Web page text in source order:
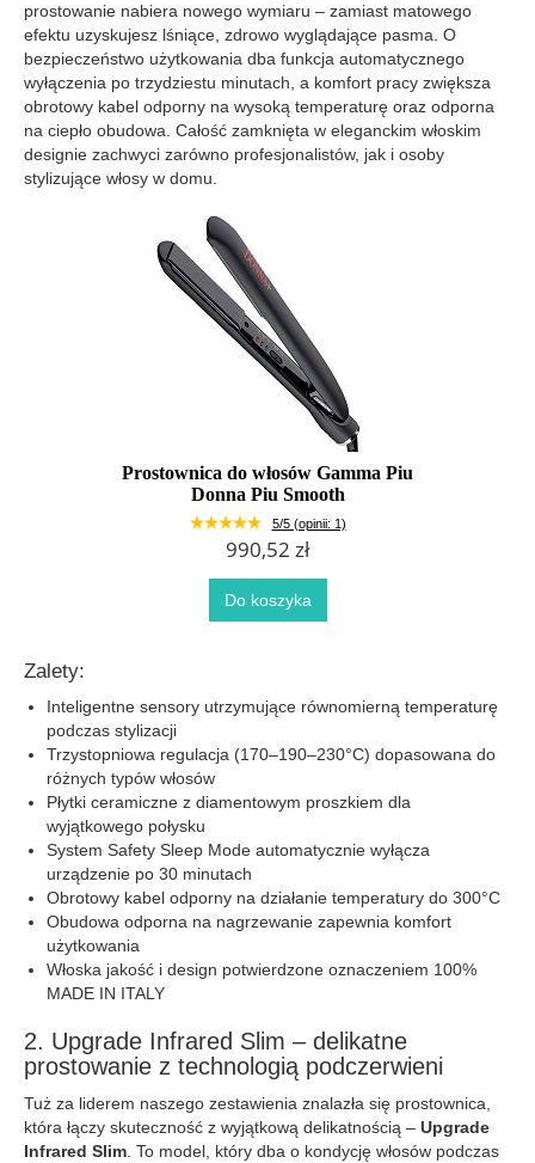
prostowanie nabiera nowego wymiaru – zamiast matowego
efektu uzyskujesz lśniące, zdrowo wyglądające pasma. O
bezpieczeństwo użytkowania dba funkcja automatycznego
wyłączenia po trzydziestu minutach, a komfort pracy zwiększa
obrotowy kabel odporny na wysoką temperaturę oraz odporna
na ciepło obudowa. Całość zamknięta w eleganckim włoskim
designie zachwyci zarówno profesjonalistów, jak i osoby
stylizujące włosy w domu.
Prostownica do włosów Gamma Piu
Donna Piu Smooth
5/5 (opinii: 1)
990,52 zł
Do koszyka
Zalety:
Inteligentne sensory utrzymujące równomierną temperaturę
podczas stylizacji
Trzystopniowa regulacja (170–190–230°C) dopasowana do
różnych typów włosów
Płytki ceramiczne z diamentowym proszkiem dla
wyjątkowego połysku
System Safety Sleep Mode automatycznie wyłącza
urządzenie po 30 minutach
Obrotowy kabel odporny na działanie temperatury do 300°C
Obudowa odporna na nagrzewanie zapewnia komfort
użytkowania
Włoska jakość i design potwierdzone oznaczeniem 100%
MADE IN ITALY
2. Upgrade Infrared Slim – delikatne
prostowanie z technologią podczerwieni
Tuż za liderem naszego zestawienia znalazła się prostownica,
która łączy skuteczność z wyjątkową delikatnością – Upgrade
Infrared Slim. To model, który dba o kondycję włosów podczas